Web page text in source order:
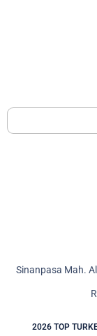
Sinanpasa Mah.
2026 TOP